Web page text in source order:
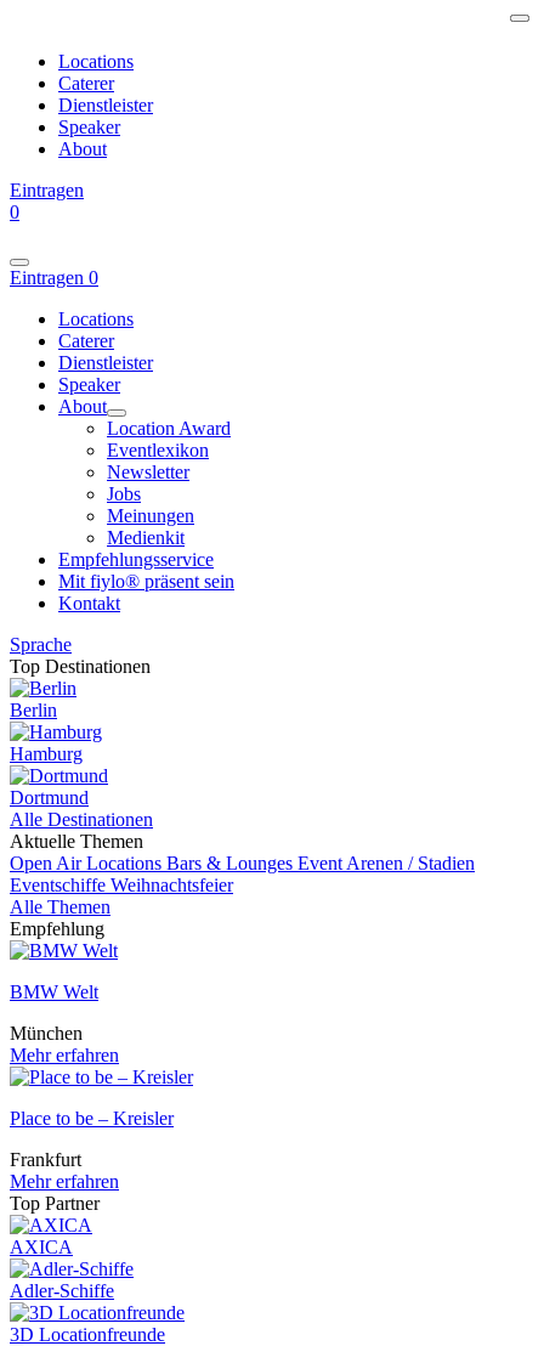
Locations
Caterer
Dienstleister
Speaker
About
Eintragen
0
Eintragen 0
Locations
Caterer
Dienstleister
Speaker
About
Location Award
Eventlexikon
Newsletter
Jobs
Meinungen
Medienkit
Empfehlungsservice
Mit fiylo® präsent sein
Kontakt
Sprache
Top Destinationen
Berlin
Hamburg
Dortmund
Alle Destinationen
Aktuelle Themen
Open Air Locations Bars & Lounges Event Arenen / Stadien
Eventschiffe Weihnachtsfeier
Alle Themen
Empfehlung
BMW Welt
München
Mehr erfahren
Place to be – Kreisler
Frankfurt
Mehr erfahren
Top Partner
AXICA
Adler-Schiffe
3D Locationfreunde